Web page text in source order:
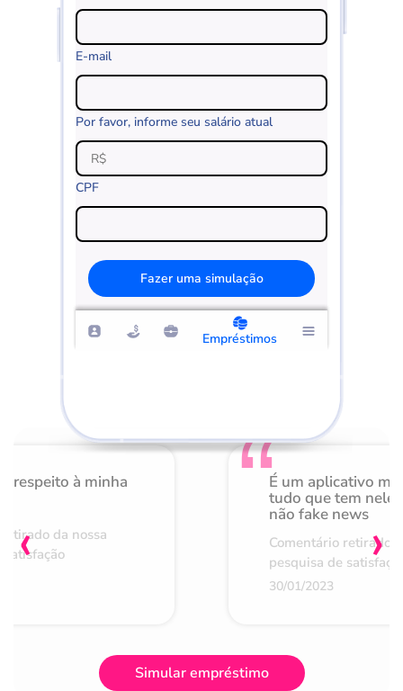
E-mail
Por favor, informe seu salário atual
CPF
Fazer uma simulação
Empréstimos
respeito à minha
da nossa
É um aplicativo
tudo que tem nele
não fake news
Comentário retirado
pesquisa de
30/01/2023
‹ ›
Simular empréstimo